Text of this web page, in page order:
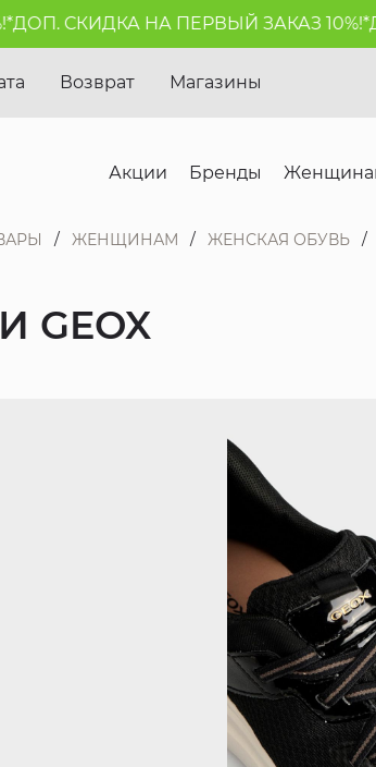
СКИДКА НА ПЕРВЫЙ ЗАКАЗ 10%!*
Возврат Магазины
Акции Бренды
ЖЕНЩИНАМ ЖЕНСКАЯ ОБУВЬ
GEOX